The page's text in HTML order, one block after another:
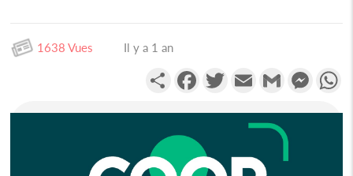
1638 Vues Il y a 1 an
PartagerFacebookTwitterEmail Gmail